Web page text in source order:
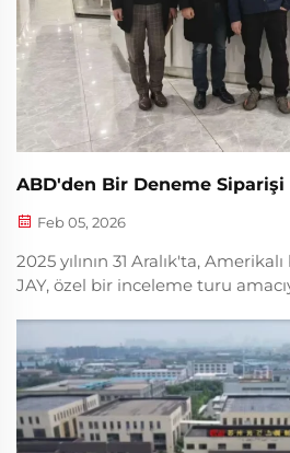
ABD'den Bir Deneme Siparişi
Feb 05, 2026
2025 yılının 31 Aralık'ta,
JAY, özel bir inceleme turu
kontrolü hakkında